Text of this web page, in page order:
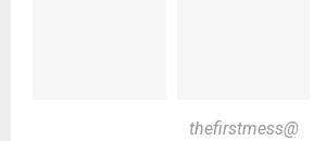
@thefirstmess